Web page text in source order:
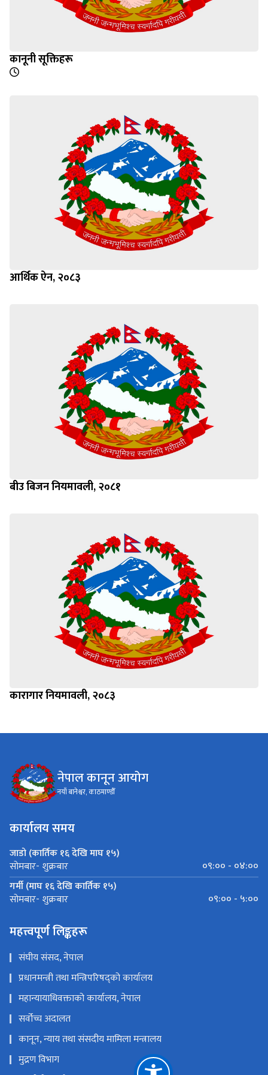
कानूनी सूक्तिहरू
आर्थिक ऐन, २०८३
बीउ बिजन नियमावली, २०८१
कारागार नियमावली, २०८३
नेपाल कानून आयोग
नयाँ बानेश्वर, काठमाण्डौँ
कार्यालय समय
जाडो (कार्तिक १६ देखि माघ १५)
सोमबार- शुक्रबार
०९:०० - ०४:००
गर्मी (माघ १६ देखि कार्तिक १५)
सोमबार- शुक्रबार ०९:०० - ५:००
महत्त्वपूर्ण लिङ्कहरू
संघीय संसद, नेपाल
प्रधानमन्त्री तथा मन्त्रिपरिषद्को कार्यालय
महान्यायाधिवक्ताको कार्यालय, नेपाल
सर्वोच्च अदालत
कानून, न्याय तथा संसदीय मामिला मन्त्रालय
मुद्रण विभाग